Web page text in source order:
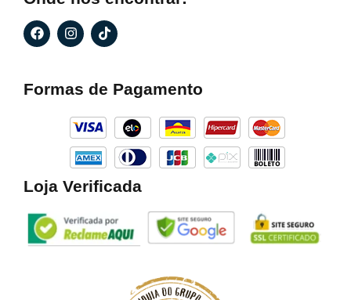
F
a
c
o
I
n
s
g
a
m
T
i
k
k
Formas de Pagamento
Loja Verificada